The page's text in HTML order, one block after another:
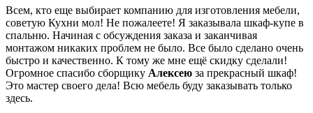
Всем, кто еще выбирает компанию для изготовления мебели,
советую Кухни мол! Не пожалеете! Я заказывала шкаф-купе в
спальню. Начиная с обсуждения заказа и заканчивая
монтажом никаких проблем не было. Все было сделано очень
быстро и качественно. К тому же мне ещё скидку сделали!
Огромное спасибо сборщику Алексею за прекрасный шкаф!
Это мастер своего дела! Всю мебель буду заказывать только
здесь.